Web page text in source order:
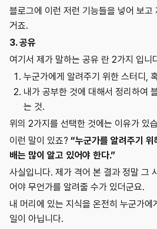
블로그에 이런 저런 기능들을 넣어 보고
거죠.
3. 공유
여기서 제가 말하는 공유 란 2가지 입니
누군가에게 알려주기 위한 스터디,
내가 공부한 것에 대해서 정리하여
는 것.
위의 2가지를 선택한 것에는 이유가 있
이런 말이 있죠? “누군가를 알려주기
배는 많이 알고 있어야 한다.”
사실입니다. 제가 격어 본 결과 정말 그
어야 무언가를 알려줄 수가 있더군요.
내 머리에 있는 지식을 온전히 누군가에
일이 아닙니다.